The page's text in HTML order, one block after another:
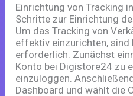
Einrichtung von Tracking
Schritte zur Einrichtung
Um das Tracking von
effektiv einzurichten,
erforderlich. Zunächst
Konto bei Digistore24 zu
einzuloggen.
Dashboard und wählt die